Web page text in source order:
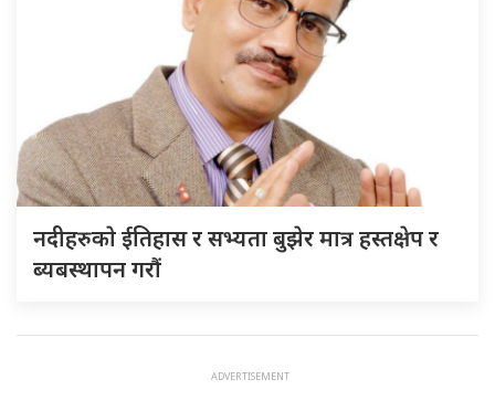
नदीहरुकाे ईतिहास र सभ्यता बुझेर मात्र हस्तक्षेप र
ब्यबस्थापन गराैं